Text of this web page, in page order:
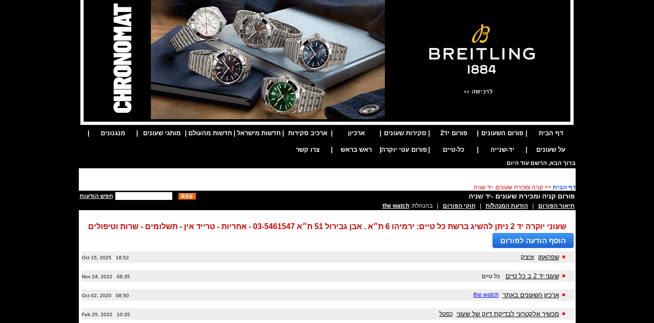
דף הבית פורום השעונים פורום יד2 סקירות שעונים ארכיון ארכיב סקירות חדשות מישראל חדשות מהעולם מותגי שעונים מנגנונים
על שעונים יד-שנייה כל-טיים פורום עטי יוקרה ראש בראש צרו קשר
דף הבית >> קניה ומכירת שעונים -יד שניה
פורום קניה ומכירת שעונים -יד שניה
חפש הודעות
תיאור הפורום
|הודעת המנהל/ת |חוקי הפורום | בהנהלת:the watch
שעוני יוקרה יד 2 ניתן להשיג ברשת כל טיים: ירמיהו 6 ת״א . אבן גבירול 51 ת״א 03-5461547 - אחריות - טרייד אין - תשלומים - שרות וטיפולים
הוסף הודעה לפורום
•שפהאוזן איציק Oct 15, 2025 18:52
•שעוני יד 2 ב כל טיים כל טיים Nov 24, 2022 08:35
•ארכיון השעונים באתר the watch
Oct 02, 2020 08:50
• מכשיר אלקטרוני לבדיקת דיוק של שעוני כפטל Feb 25, 2022 10:35